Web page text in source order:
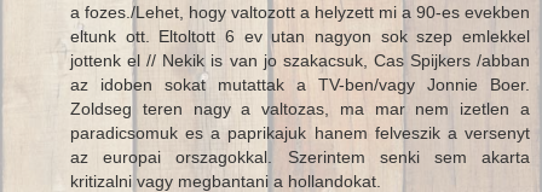
a fozes./Lehet, hogy valtozott a helyzett mi a 90-es evekben
eltunk ott. Eltoltott 6 ev utan nagyon sok szep emlekkel
jottenk el // Nekik is van jo szakacsuk, Cas Spijkers /abban
az idoben sokat mutattak a TV-ben/vagy Jonnie Boer.
Zoldseg teren nagy a valtozas, ma mar nem izetlen a
paradicsomuk es a paprikajuk hanem felveszik a versenyt
az europai orszagokkal. Szerintem senki sem akarta
kritizalni vagy megbantani a hollandokat.